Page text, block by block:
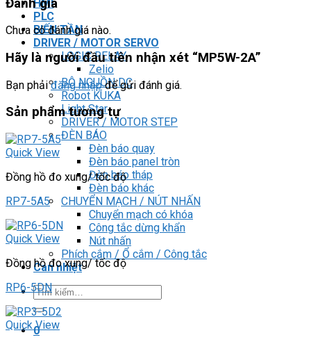
HMI
PLC
BIẾN TẦN
DRIVER / MOTOR SERVO
LOGIC RELAY
Zelio
BỘ NGUỒN DC
Robot KUKA
Light Star
DRIVER / MOTOR STEP
ĐÈN BÁO
Đèn báo quay
Đèn báo panel tròn
Đèn báo tháp
Đèn báo khác
CHUYỂN MẠCH / NÚT NHẤN
Chuyển mạch có khóa
Công tắc dừng khẩn
Nút nhấn
Phích cắm / Ổ cắm / Công tắc
Can nhiệt
Tìm
kiếm:
0
Đánh giá
Chưa có đánh giá nào.
Hãy là người đầu tiên nhận xét “MP5W-2A”
Bạn phảiđăng nhậpđể gửi đánh giá.
Sản phẩm tương tự
Quick View
Đồng hồ đo xung/ tốc độ
RP7-5A5
Quick View
Đồng hồ đo xung/ tốc độ
RP6-5DN
Quick View